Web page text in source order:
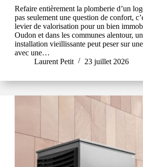
Refaire entièrement la plomberie d’un
pas seulement une question de confort,
levier de valorisation pour un bien
Oudon et dans les communes alentour,
installation vieillissante peut peser sur
avec une…
Laurent Petit
23 juillet 2026